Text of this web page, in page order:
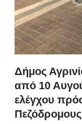
Δήμος
από 10
ελέγχου
Πεζόδρομους